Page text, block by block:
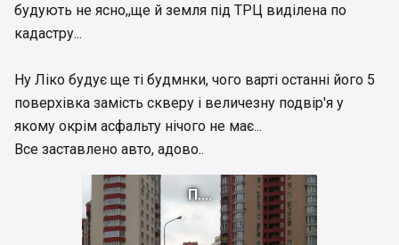
будують не ясно,,ще й земля під ТРЦ виділена по
кадастру...
Ну Ліко будує ще ті будмнки, чого варті останні його 5
поверхівка замість скверу і величезну подвір'я у
якому окрім асфальту нічого не має...
Все заставлено авто, адово..
П....